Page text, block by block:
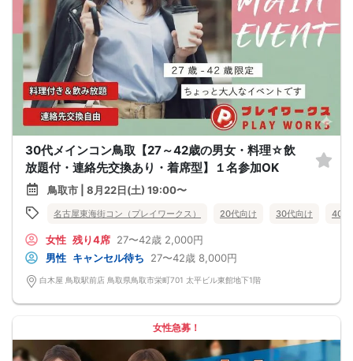
30代メインコン鳥取【27～42歳の男女・料理☆飲
放題付・連絡先交換あり・着席型】１名参加OK
鳥取市 | 8月22日(土) 19:00〜
名古屋東海街コン（プレイワークス） 20代向け 30代向け 40代
女性 残り4席 27〜42歳 2,000円
男性 キャンセル待ち 27〜42歳 8,000円
白木屋 鳥取駅前店 鳥取県鳥取市栄町701 太平ビル東館地下1階
女性急募！